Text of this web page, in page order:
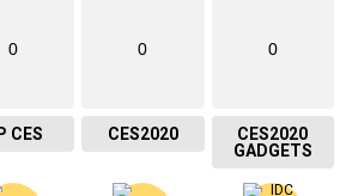
0
CES
0
CES2020
0
CES2020
GADGETS